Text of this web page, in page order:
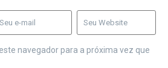
navegador para a próxima vez que